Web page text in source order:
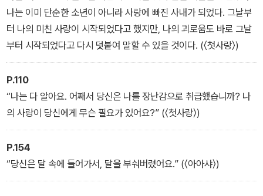
나는 이미 단순한 소년이 아니라 사랑에 빠진 사내가 되었다. 그날부
터 나의 미친 사랑이 시작되었다고 했지만, 나의 괴로움도 바로 그날
부터 시작되었다고 다시 덧붙여 말할 수 있을 것이다. (〈첫사랑〉)
P.110
“나는 다 알아요. 어째서 당신은 나를 장난감으로 취급했습니까? 나
의 사랑이 당신에게 무슨 필요가 있어요?” (〈첫사랑〉)
P.154
“당신은 달 속에 들어가서, 달을 부숴버렸어요.” (〈아아샤〉)